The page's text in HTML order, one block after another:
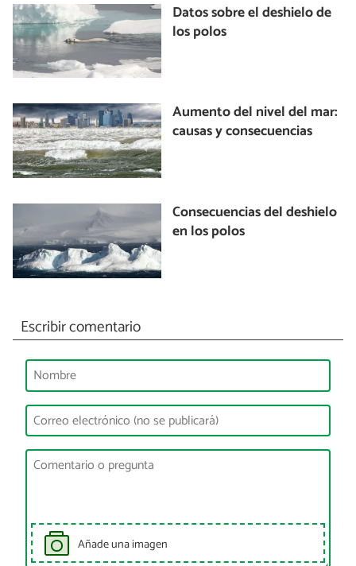
Datos sobre el deshielo de
los polos
Aumento del nivel del mar:
causas y consecuencias
Consecuencias del deshielo
en los polos
Escribir comentario
Añade una imagen